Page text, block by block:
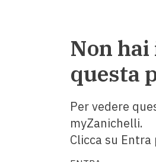
Non
questa
Per vedere
myZanichelli.
Clicca su